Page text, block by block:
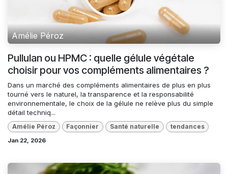
Amélie Péroz
Pullulan ou HPMC : quelle gélule végétale
choisir pour vos compléments alimentaires ?
Dans un marché des compléments alimentaires de plus en plus
tourné vers le naturel, la transparence et la responsabilité
environnementale, le choix de la gélule ne relève plus du simple
détail techniq...
Amélie Péroz Façonnier Santé naturelle tendances
Jan 22, 2026